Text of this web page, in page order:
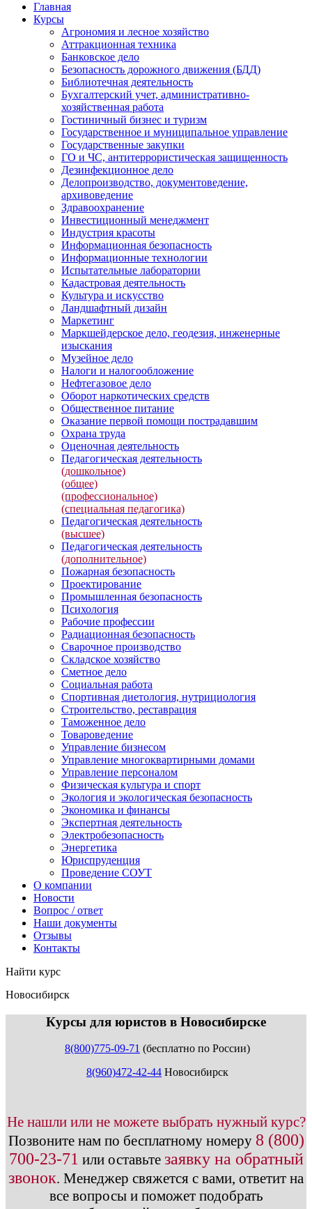
Главная
Курсы
Агрономия и лесное хозяйство
Аттракционная техника
Банковское дело
Безопасность дорожного движения (БДД)
Библиотечная деятельность
Бухгалтерский учет, административно-
хозяйственная работа
Гостиничный бизнес и туризм
Государственное и муниципальное управление
Государственные закупки
ГО и ЧС, антитеррористическая защищенность
Дезинфекционное дело
Делопроизводство, документоведение,
архивоведение
Здравоохранение
Инвестиционный менеджмент
Индустрия красоты
Информационная безопасность
Информационные технологии
Испытательные лаборатории
Кадастровая деятельность
Культура и искусство
Ландшафтный дизайн
Маркетинг
Маркшейдерское дело, геодезия, инженерные
изыскания
Музейное дело
Налоги и налогообложение
Нефтегазовое дело
Оборот наркотических средств
Общественное питание
Оказание первой помощи пострадавшим
Охрана труда
Оценочная деятельность
Педагогическая деятельность
(дошкольное)
(общее)
(профессиональное)
(специальная педагогика)
Педагогическая деятельность
(высшее)
Педагогическая деятельность
(дополнительное)
Пожарная безопасность
Проектирование
Промышленная безопасность
Психология
Рабочие профессии
Радиационная безопасность
Сварочное производство
Складское хозяйство
Сметное дело
Социальная работа
Спортивная диетология, нутрициология
Строительство, реставрация
Таможенное дело
Товароведение
Управление бизнесом
Управление многоквартирными домами
Управление персоналом
Физическая культура и спорт
Экология и экологическая безопасность
Экономика и финансы
Экспертная деятельность
Электробезопасность
Энергетика
Юриспруденция
Проведение СОУТ
О компании
Новости
Вопрос / ответ
Наши документы
Отзывы
Контакты
Найти курс
Новосибирск
Курсы для юристов в Новосибирске
8(800)775-09-71 (бесплатно по России)
8(960)472-42-44 Новосибирск
Не нашли или не можете выбрать нужный курс?
Позвоните нам по бесплатному номеру 8 (800)
700-23-71 или оставьте заявку на обратный
звонок. Менеджер свяжется с вами, ответит на
все вопросы и поможет подобрать